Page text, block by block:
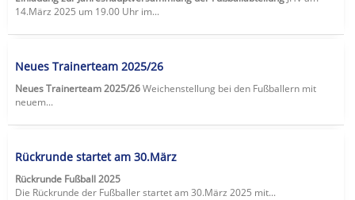
14.März 2025 um 19.00 Uhr im...
Neues Trainerteam 2025/26
Neues Trainerteam 2025/26Weichenstellung bei den Fußballern mit
neuem...
Rückrunde startet am 30.März
Rückrunde Fußball 2025
Die Rückrunde der Fußballer startet am 30.März 2025 mit...